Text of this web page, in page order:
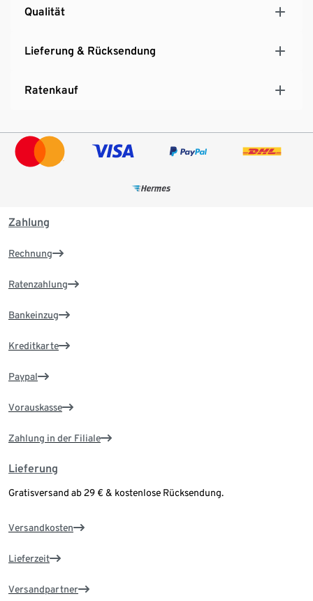
Qualität
Lieferung & Rücksendung
Ratenkauf
Zahlung
Rechnung
Ratenzahlung
Bankeinzug
Kreditkarte
Paypal
Vorauskasse
Zahlung in der Filiale
Lieferung
Gratisversand ab 29 € & kostenlose Rücksendung.
Versandkosten
Lieferzeit
Versandpartner